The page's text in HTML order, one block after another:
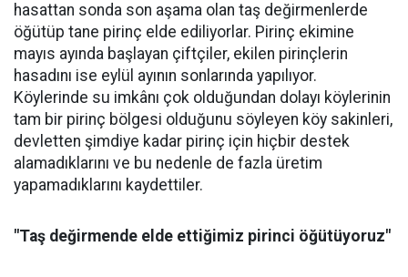
hasattan sonda son aşama olan taş değirmenlerde
öğütüp tane pirinç elde ediliyorlar. Pirinç ekimine
mayıs ayında başlayan çiftçiler, ekilen pirinçlerin
hasadını ise eylül ayının sonlarında yapılıyor.
Köylerinde su imkânı çok olduğundan dolayı köylerinin
tam bir pirinç bölgesi olduğunu söyleyen köy sakinleri,
devletten şimdiye kadar pirinç için hiçbir destek
alamadıklarını ve bu nedenle de fazla üretim
yapamadıklarını kaydettiler.
"Taş değirmende elde ettiğimiz pirinci öğütüyoruz"